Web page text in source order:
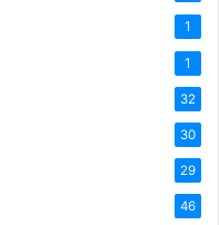
1
1
32
30
29
46